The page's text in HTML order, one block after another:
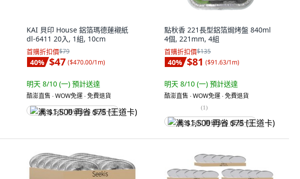
KAI 貝印 House 鋁箔瑪德蓮襯紙
dl-6411 20入, 1組, 10cm
首購折扣價$79
40% $47 ($470.00/1m)
明天 8/10 (一) 預計送達
酷澎直售 ∙ WOW免運 ∙ 免費退貨
满 $1,500 再省 $75 (王道卡)
點秋香 221長型鋁箔焗烤盤 840ml
4個, 221mm, 4組
首購折扣價$135
40% $81 ($91.63/1m)
明天 8/10 (一) 預計送達
酷澎直售 ∙ WOW免運 ∙ 免費退貨
(1)
满 $1,500 再省 $75 (王道卡)